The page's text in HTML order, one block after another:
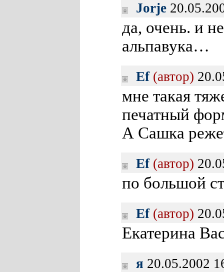
Jorje
да, очень. и
альпавука…
Ef (автор)
мне такая
печатный
А Сашка
Ef (автор)
по большой
Ef (автор)
Екатерина
я 20.05.2002